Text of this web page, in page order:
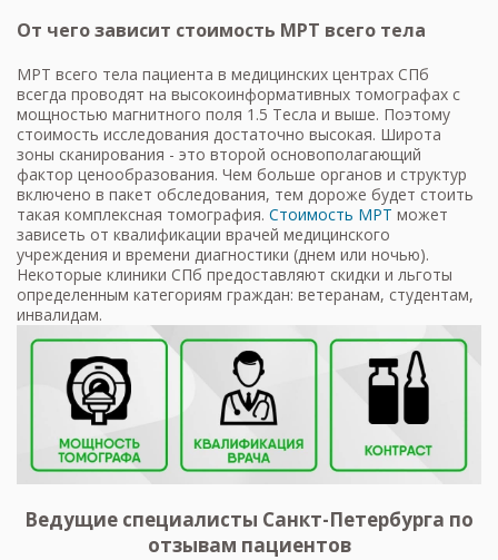
От чего зависит стоимость МРТ всего тела
МРТ всего тела пациента в медицинских центрах СПб
всегда проводят на высокоинформативных томографах с
мощностью магнитного поля 1.5 Тесла и выше. Поэтому
стоимость исследования достаточно высокая. Широта
зоны сканирования - это второй основополагающий
фактор ценообразования. Чем больше органов и структур
включено в пакет обследования, тем дороже будет стоить
такая комплексная томография. Стоимость МРТ может
зависеть от квалификации врачей медицинского
учреждения и времени диагностики (днем или ночью).
Некоторые клиники СПб предоставляют скидки и льготы
определенным категориям граждан: ветеранам, студентам,
инвалидам.
Ведущие специалисты Санкт-Петербурга по
отзывам пациентов